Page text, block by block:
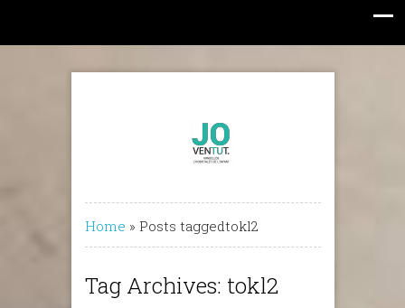
Home » Posts taggedtokl2
Tag Archives: tokl2